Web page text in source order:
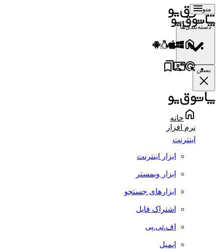
منو
دسته‌بندی‌ها
بستن
خانه
نرم افزار
اینترنت
ابزار اینترنت
ابزار وبمستر
ابزارهای جستجو
اشتراک فایل
اف.تی.پی
ایمیل